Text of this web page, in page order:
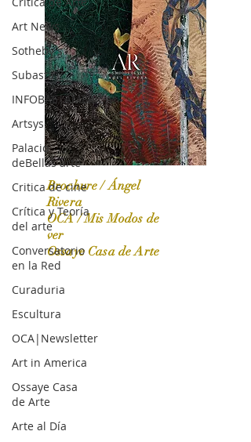
Art News
Sotheby's
Subasta
INFOBAE|AMERICA
Artsys
Palacio
deBellas arte
Critica de cine
Crítica y Teoría
del arte
Conversatorio
en la Red
Curaduria
Escultura
OCA|Newsletter
Art in America
Ossaye Casa
de Arte
Arte al Día
OCA|News 31 / Marzo-Abril / 2024
Brochure / Ángel
Rivera
OCA / Mis Modos de
ver
Ossaye Casa de Arte